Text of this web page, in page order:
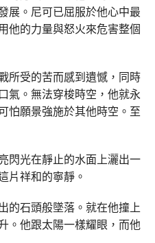
展。尼可已屈服於他心中最
他的力量與怒火來危害整個
所受的苦而感到遺憾，同時
氣。無法穿梭時空，他就永
怕願景強施於其他時空。至
閃光在靜止的水面上灑出一
片祥和的寧靜。
的石頭般墜落。就在他撞上
。他跟太陽一樣耀眼，而他